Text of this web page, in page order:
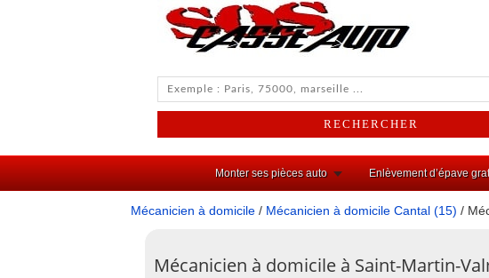
Monter ses pièces auto Enlèvement d’épave
Mécanicien à domicile / Mécanicien à domicile Cantal (15) /
Mécanicien à domicile à Saint-Martin-